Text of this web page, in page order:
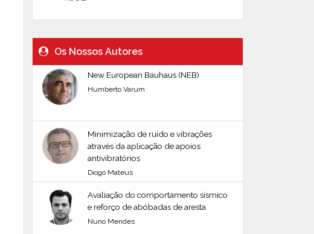
Os Nossos Autores
New European Bauhaus (NEB)
Humberto Varum
Minimização de ruído e vibrações
através da aplicação de apoios
antivibratórios
Diogo Mateus
Avaliação do comportamento sísmico
e reforço de abóbadas de aresta
Nuno Mendes